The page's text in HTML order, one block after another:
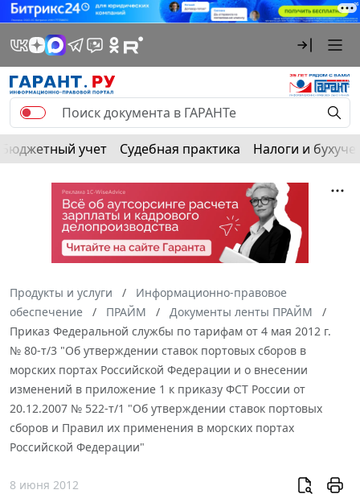
Бюджетный учет Судебная практика Налоги и
Продукты и услуги
Информационно-правовое
обеспечение
ПРАЙМ
Документы ленты ПРАЙМ
Приказ Федеральной службы по тарифам от 4 мая 2012 г.
№ 80-т/3 "Об утверждении ставок портовых сборов в
морских портах Российской Федерации и о внесении
изменений в приложение 1 к приказу ФСТ России от
20.12.2007 № 522-т/1 "Об утверждении ставок портовых
сборов и Правил их применения в морских портах
Российской Федерации"
8 июня 2012